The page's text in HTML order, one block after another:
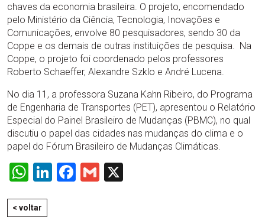
chaves da economia brasileira. O projeto, encomendado
pelo Ministério da Ciência, Tecnologia, Inovações e
Comunicações, envolve 80 pesquisadores, sendo 30 da
Coppe e os demais de outras instituições de pesquisa. Na
Coppe, o projeto foi coordenado pelos professores
Roberto Schaeffer, Alexandre Szklo e André Lucena.
No dia 11, a professora Suzana Kahn Ribeiro, do Programa
de Engenharia de Transportes (PET), apresentou o Relatório
Especial do Painel Brasileiro de Mudanças (PBMC), no qual
discutiu o papel das cidades nas mudanças do clima e o
papel do Fórum Brasileiro de Mudanças Climáticas.
WhatsApp
LinkedIn
Facebook
Gmail
< voltar